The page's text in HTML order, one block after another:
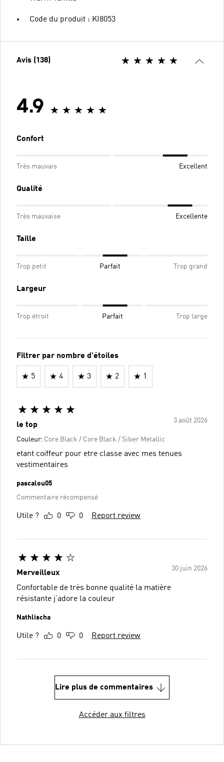
Code du produit : KI8053
Avis (138)
4.9
Confort
Très mauvais Excellent
Qualité
Très mauvaise Excellente
Taille
Trop petit Parfait Trop grand
Largeur
Trop étroit Parfait Trop large
Filtrer par nombre d'étoiles
5 4 3 2 1
3 août 2026
le top
Couleur: Core Black / Core Black / Silver Metallic
etant coiffeur pour etre classe avec mes tenues
vestimentaires
pascalou05
Commentaire récompensé
Utile ? 0 0 Report review
30 juin 2026
Merveilleux
Confortable de très bonne qualité la matière
résistante j’adore la couleur
Nathlischa
Utile ? 0 0 Report review
Lire plus de commentaires
Accéder aux filtres